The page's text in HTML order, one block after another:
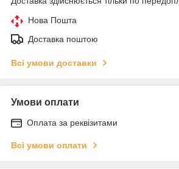
Нова Пошта
Доставка поштою
Всі умови доставки
Умови оплати
Оплата за реквізитами
Всі умови оплати